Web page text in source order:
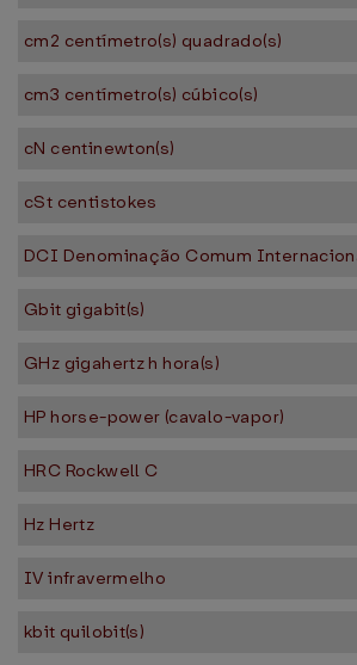
cm2 centímetro(s) quadrado(s)
cm3 centímetro(s) cúbico(s)
cN centinewton(s)
cSt centistokes
DCI Denominação Comum
Gbit gigabit(s)
GHz gigahertz h hora(s)
HP horse-power (cavalo-vapor)
HRC Rockwell C
Hz Hertz
IV infravermelho
kbit quilobit(s)